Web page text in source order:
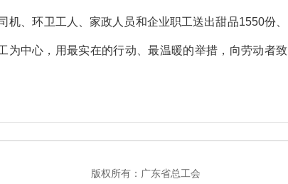
机、环卫工人、家政人员和企业职工送出甜品1550份、
为中心， 用最实在的行动、最温暖的举措，向劳动者致
版权所有：广东省总工会